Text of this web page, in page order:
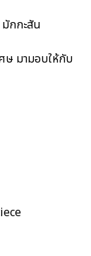
กกะสัน
ษ มามอบให้กับ